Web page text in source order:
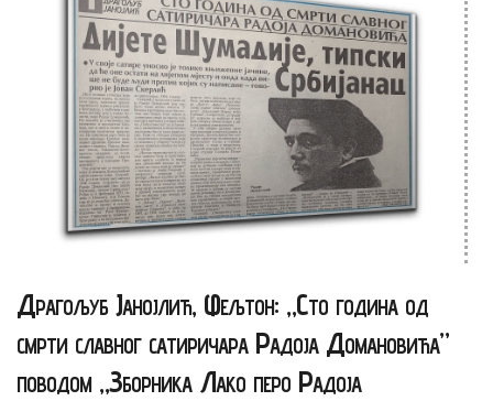
Драгољуб Јанојлић, Фељтон: „Сто година од
смрти славног сатиричара Радоја Домановића”
поводом „Зборника Лако перо Радоја